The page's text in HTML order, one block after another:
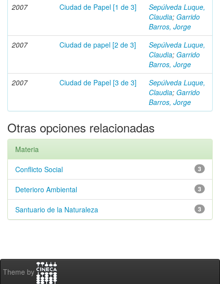
2007 Ciudad de Papel [1 de 3]
Sepúlveda Luque,
Claudia; Garrido
Barros, Jorge
2007
Ciudad de papel [2 de 3]
Sepúlveda Luque,
Claudia; Garrido
Barros, Jorge
2007
Ciudad de Papel [3 de 3]
Sepúlveda Luque,
Claudia; Garrido
Barros, Jorge
Otras opciones relacionadas
Materia
3
Conflicto Social
3
Deterioro Ambiental
3
Santuario de la Naturaleza
Theme by